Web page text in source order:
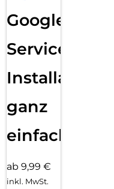
Google
Services
Installation
ganz
einfach
ab 9,99 €
inkl. MwSt.